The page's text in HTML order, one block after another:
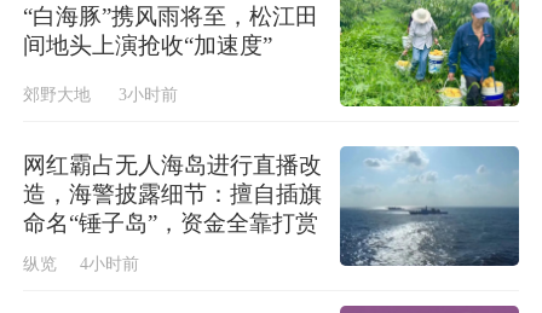
“白海豚”携风雨将至，松江田
间地头上演抢收“加速度”
郊野大地 3小时前
网红霸占无人海岛进行直播改
造，海警披露细节：擅自插旗
命名“锤子岛”，资金全靠打赏
纵览 4小时前